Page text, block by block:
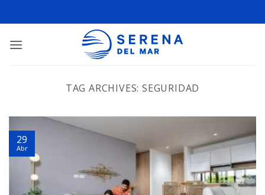
TAG ARCHIVES: SEGURIDAD
29
Abr